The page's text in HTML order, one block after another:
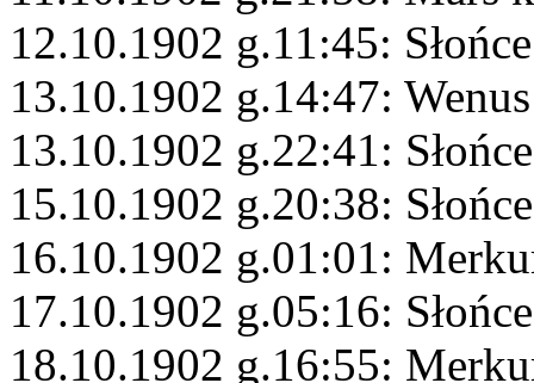
12.10.1902 g.11:45:
13.10.1902 g.14:47:
13.10.1902 g.22:41:
15.10.1902 g.20:38:
16.10.1902 g.01:01:
17.10.1902 g.05:16:
18.10.1902 g.16:55: